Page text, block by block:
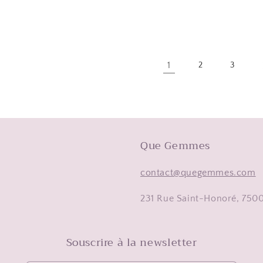
1 2 3
Que Gemmes
contact@quegemmes.com
231 Rue Saint-Honoré,
Souscrire à la newsletter